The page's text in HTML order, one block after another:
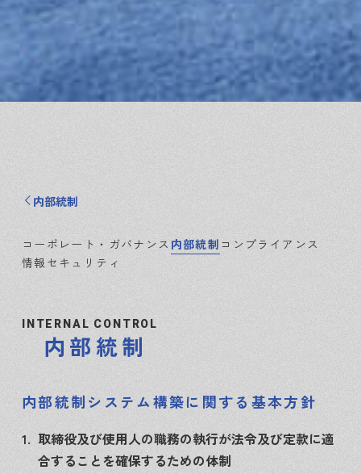
内部統制
コーポレート・ガバナンス 内部統制 コンプライアンス
情報セキュリティ
INTERNAL CONTROL
内部統制
内部統制システム構築に関する基本方針
1. 取締役及び使用人の職務の執行が法令及び定款に適
合することを確保するための体制